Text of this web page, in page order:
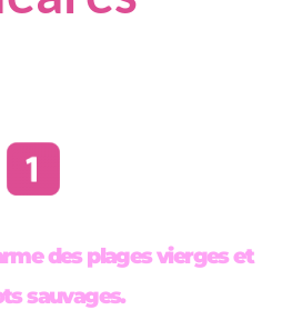
des plages vierges et
sauvages.